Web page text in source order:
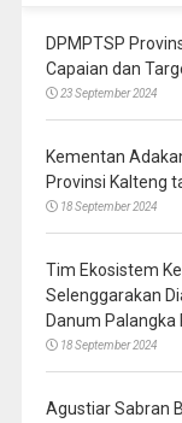
DPMPTSP
Capaian dan
23 September 2024
Kementan
Provinsi Kalteng
18 September 2024
Tim Ekosistem
Selenggarakan
Danum Palangka
18 September 2024
Agustiar Sabran